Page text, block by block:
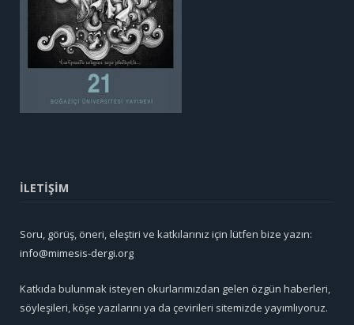
İLETİŞİM
Soru, görüş, öneri, eleştiri ve katkılarınız için lütfen bize yazın:
info@mimesis-dergi.org
Katkıda bulunmak isteyen okurlarımızdan gelen özgün haberleri,
söyleşileri, köşe yazılarını ya da çevirileri sitemizde yayımlıyoruz.